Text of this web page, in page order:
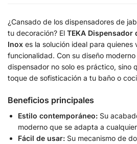
¿Cansado de los dispensadores de
tu decoración? El TEKA Dispensador
Inox es la solución ideal para quienes
funcionalidad. Con su diseño
dispensador no solo es práctico, sino
toque de sofisticación a tu baño o
Beneficios principales
Estilo contemporáneo: Su
moderno que se adapta a
Fácil de usar: Su mecanismo de